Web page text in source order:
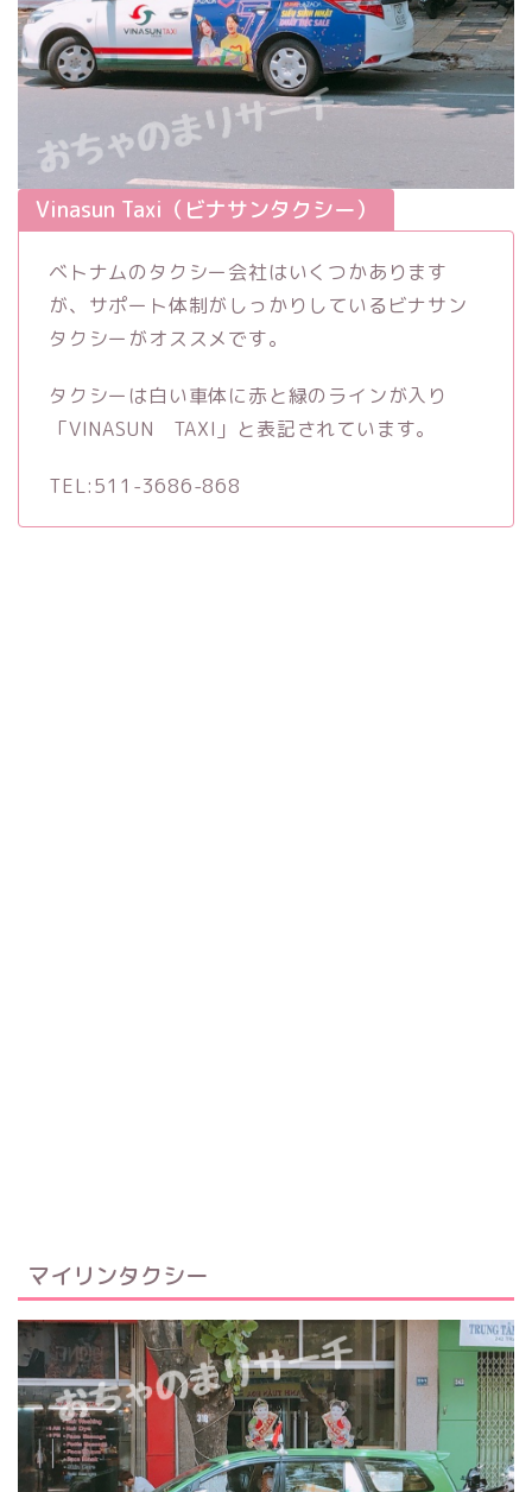
Vinasun Taxi（ビナサンタクシー）
ベトナムのタクシー会社はいくつかあります
が、サポート体制がしっかりしているビナサン
タクシーがオススメです。
タクシーは白い車体に赤と緑のラインが入り
「VINASUN TAXI」と表記されています。
TEL:511-3686-868
マイリンタクシー